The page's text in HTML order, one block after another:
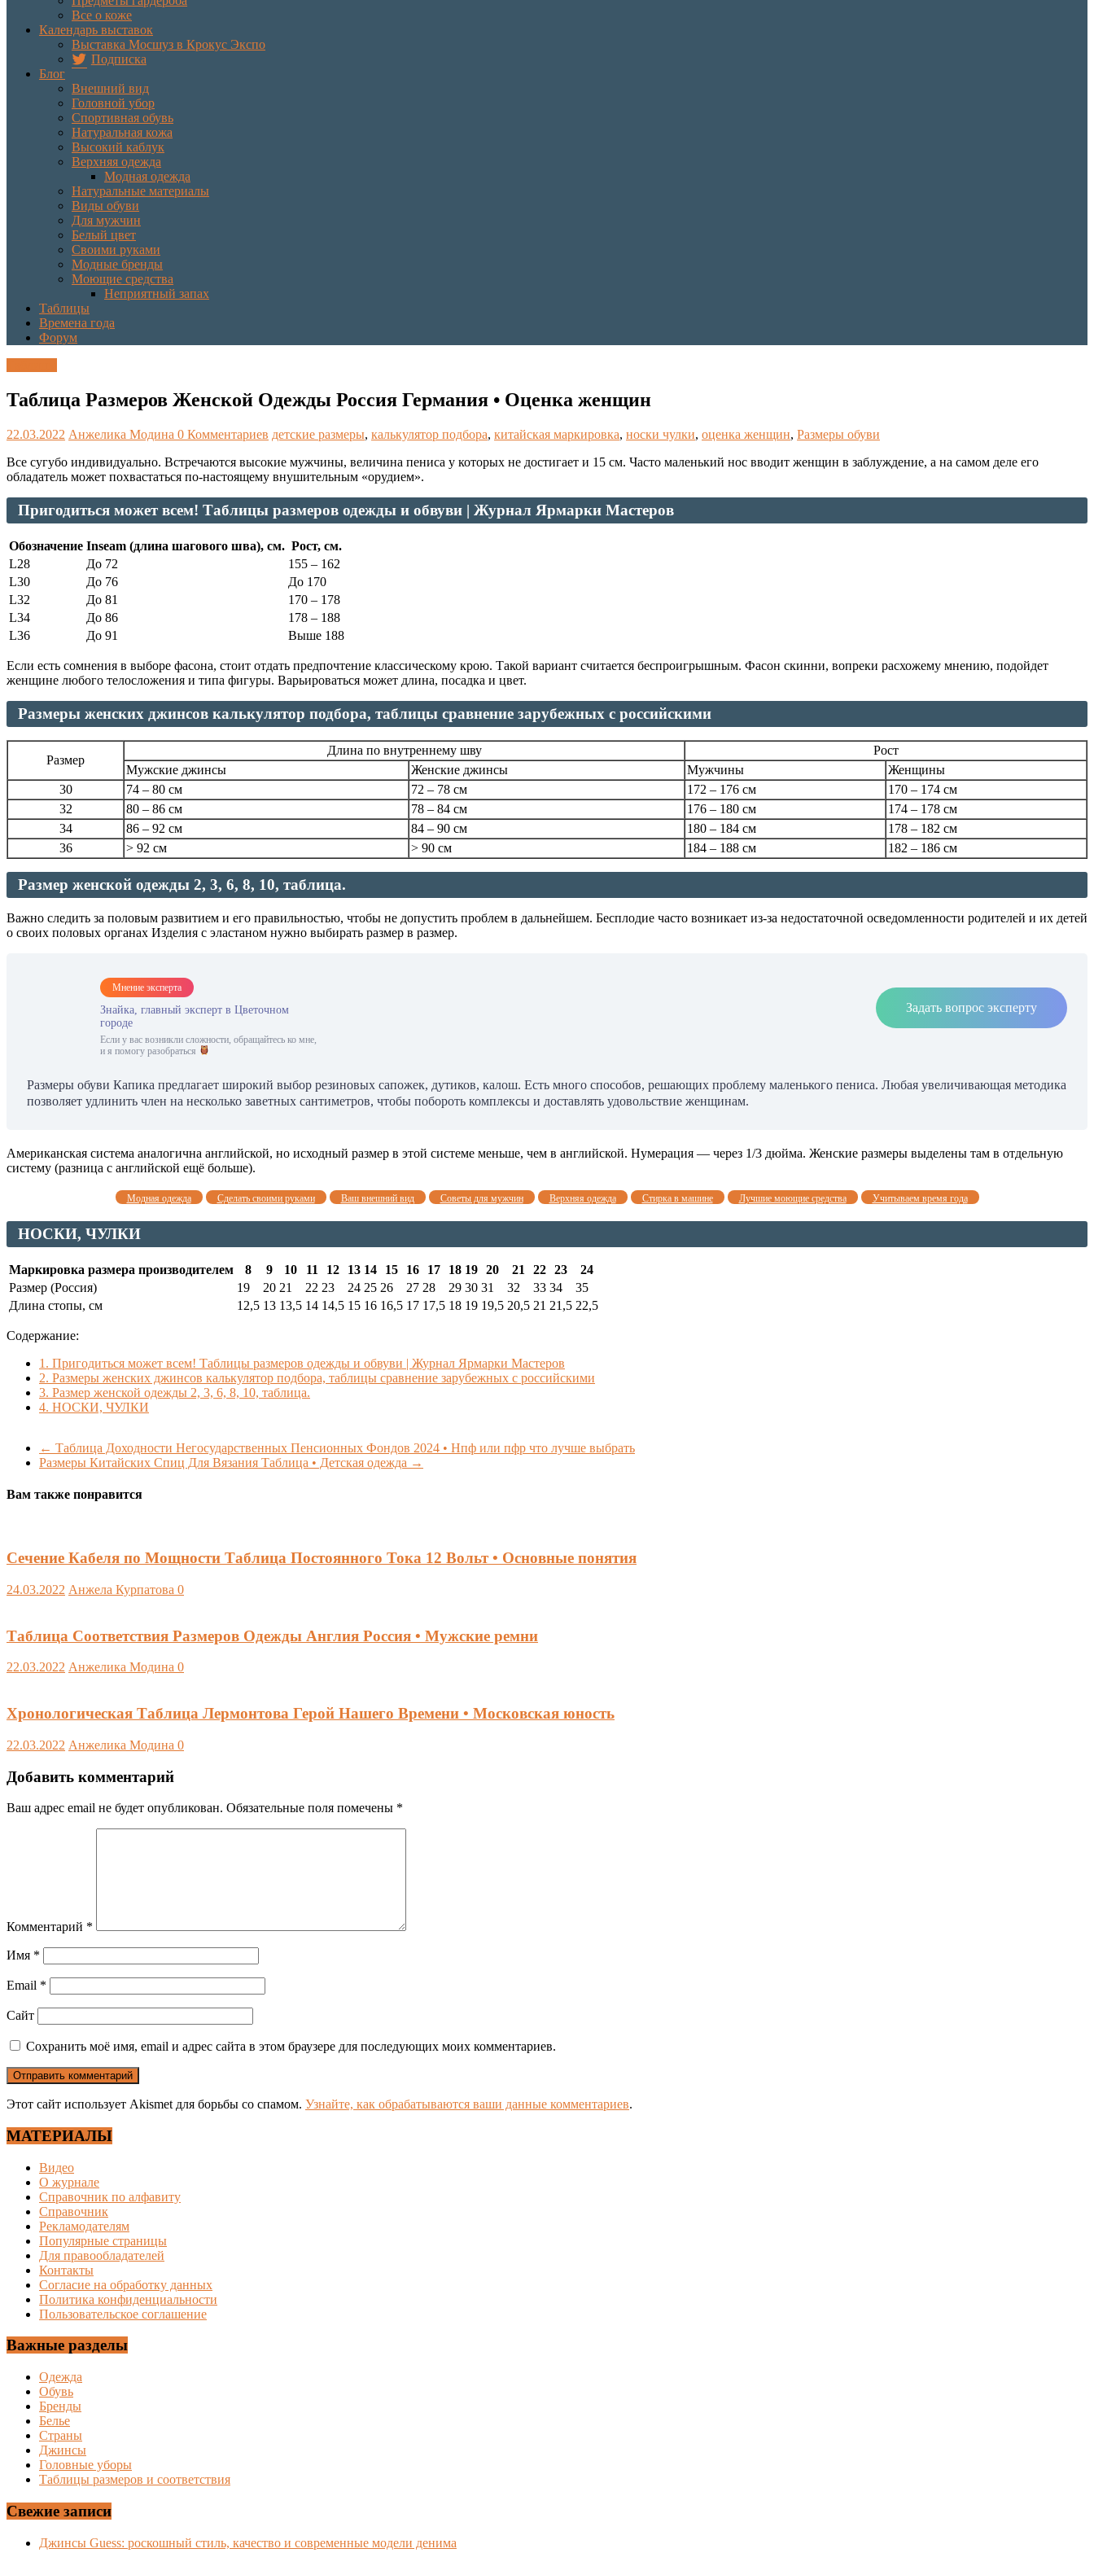
Все о коже
Календарь выставок
Выставка Мосшуз в Крокус Экспо
Подписка
Блог
Внешний вид
Головной убор
Спортивная обувь
Натуральная кожа
Высокий каблук
Верхняя одежда
Модная одежда
Натуральные материалы
Виды обуви
Для мужчин
Белый цвет
Своими руками
Модные бренды
Моющие средства
Неприятный запах
Таблицы
Времена года
Форум
Таблица Размеров Женской Одежды Россия Германия • Оценка женщин
22.03.2022 Анжелика Модина 0 Комментариев детские размеры, калькулятор подбора, китайская маркировка, носки чулки, оценка женщин, Размеры обуви
Все сугубо индивидуально. Встречаются высокие мужчины, величина пениса у которых не достигает и 15 см. Часто маленький нос вводит женщин в заблуждение, а на самом деле его
обладатель может похвастаться по-настоящему внушительным «орудием».
Пригодиться может всем! Таблицы размеров одежды и обвуви | Журнал Ярмарки Мастеров
Обозначение Inseam (длина шагового шва), см. Рост, см.
L28
До 72
155 – 162
L30
До 76
До 170
L32
До 81
170 – 178
L34
До 86
178 – 188
L36
До 91 Выше 188
Если есть сомнения в выборе фасона, стоит отдать предпочтение классическому крою. Такой вариант считается беспроигрышным. Фасон скинни, вопреки расхожему мнению, подойдет
женщине любого телосложения и типа фигуры. Варьироваться может длина, посадка и цвет.
Размеры женских джинсов калькулятор подбора, таблицы сравнение зарубежных с российскими
Размер
Длина по внутреннему шву
Рост
Мужские джинсы
Женские джинсы Мужчины
Женщины
30
74 – 80 см 72 – 78 см 172 – 176 см
170 – 174 см
32
80 – 86 см 78 – 84 см 176 – 180 см
174 – 178 см
34
86 – 92 см 84 – 90 см 180 – 184 см
178 – 182 см
36
> 92 см > 90 см 184 – 188 см 182 – 186 см
Размер женской одежды 2, 3, 6, 8, 10, таблица.
Важно следить за половым развитием и его правильностью, чтобы не допустить проблем в дальнейшем. Бесплодие часто возникает из-за недостаточной осведомленности родителей и их детей
о своих половых органах Изделия с эластаном нужно выбирать размер в размер.
Мнение эксперта
Знайка, главный эксперт в Цветочном
городе
Если у вас возникли сложности, обращайтесь ко мне,
и я помогу разобраться
Задать вопрос эксперту
Размеры обуви Капика предлагает широкий выбор резиновых сапожек, дутиков, калош. Есть много способов, решающих проблему маленького пениса. Любая увеличивающая методика
позволяет удлинить член на несколько заветных сантиметров, чтобы побороть комплексы и доставлять удовольствие женщинам.
Американская система аналогична английской, но исходный размер в этой системе меньше, чем в английской. Нумерация — через 1/3 дюйма. Женские размеры выделены там в отдельную
систему (разница с английской ещё больше).
Модная одежда Сделать своими руками Ваш внешний вид Советы для мужчин Верхняя одежда Стирка в машине Лучшие моющие средства Учитываем время года
НОСКИ, ЧУЛКИ
Маркировка размера производителем 8 9 10 11 12 13 14 15 16 17 18 19 20 21 22 23
24
Размер (Россия)
19 20 21 22 23 24 25 26 27 28 29 30 31 32 33 34
35
Длина стопы, см
12,5 13 13,5 14 14,5 15 16 16,5 17 17,5 18 19 19,5 20,5 21 21,5 22,5
Содержание:
1. Пригодиться может всем! Таблицы размеров одежды и обвуви | Журнал Ярмарки Мастеров
2. Размеры женских джинсов калькулятор подбора, таблицы сравнение зарубежных с российскими
3. Размер женской одежды 2, 3, 6, 8, 10, таблица.
4. НОСКИ, ЧУЛКИ
← Таблица Доходности Негосударственных Пенсионных Фондов 2024 • Нпф или пфр что лучше выбрать
Размеры Китайских Спиц Для Вязания Таблица • Детская одежда →
Вам также понравится
Сечение Кабеля по Мощности Таблица Постоянного Тока 12 Вольт • Основные понятия
24.03.2022 Анжела Курпатова 0
Таблица Соответствия Размеров Одежды Англия Россия • Мужские ремни
22.03.2022 Анжелика Модина 0
Хронологическая Таблица Лермонтова Герой Нашего Времени • Московская юность
22.03.2022 Анжелика Модина 0
Добавить комментарий
Ваш адрес email не будет опубликован. Обязательные поля помечены *
Комментарий *
Имя *
Email *
Сайт
Сохранить моё имя, email и адрес сайта в этом браузере для последующих моих комментариев.
Этот сайт использует Akismet для борьбы со спамом. Узнайте, как обрабатываются ваши данные комментариев.
МАТЕРИАЛЫ
Видео
О журнале
Справочник по алфавиту
Справочник
Рекламодателям
Популярные страницы
Для правообладателей
Контакты
Согласие на обработку данных
Политика конфиденциальности
Пользовательское соглашение
Важные разделы
Одежда
Обувь
Бренды
Белье
Страны
Джинсы
Головные уборы
Таблицы размеров и соответствия
Свежие записи
Джинсы Guess: роскошный стиль, качество и современные модели денима